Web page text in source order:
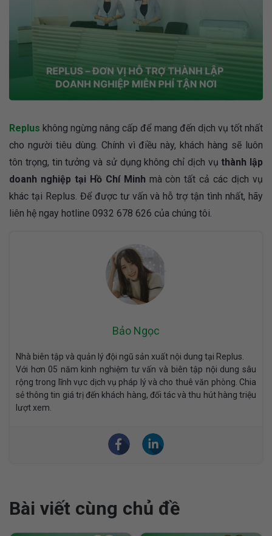
Replus không ngừng nâng cấp để mang đến dịch vụ tốt nhất
cho người tiêu dùng. Chính vì điều này, khách hàng sẽ luôn
tôn trọng, tin tưởng và sử dụng không chỉ dịch vụ thành lập
doanh nghiệp tại Hồ Chí Minh mà còn tất cả các dịch vụ
khác tại Replus. Để được tư vấn và hỗ trợ tận tình nhất, hãy
liên hệ ngay hotline 0932 678 626 của chúng tôi.
Bảo Ngọc
Nhà biên tập và quản lý đội ngũ sản xuất nội dung tại Replus.
Với hơn 05 năm kinh nghiệm tư vấn và biên tập nội dung sâu
rộng trong lĩnh vực dịch vụ pháp lý và cho thuê văn phòng. Chia
sẻ thông tin giá trị đến khách hàng, đối tác và thu hút hàng triệu
lượt xem.
Bài viết cùng chủ đề